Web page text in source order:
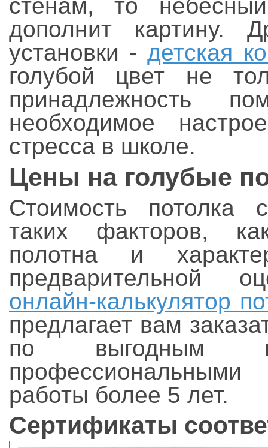
стенам, то
дополнит картину.
установки -детская
голубой цвет не
принадлежность
необходимое
стресса в школе.
Цены на голубые
Стоимость потолка
таких факторов,
полотна и
предварительной
онлайн-калькулятор
предлагает вам
по выгодным
работы более 5 лет.
Сертификаты